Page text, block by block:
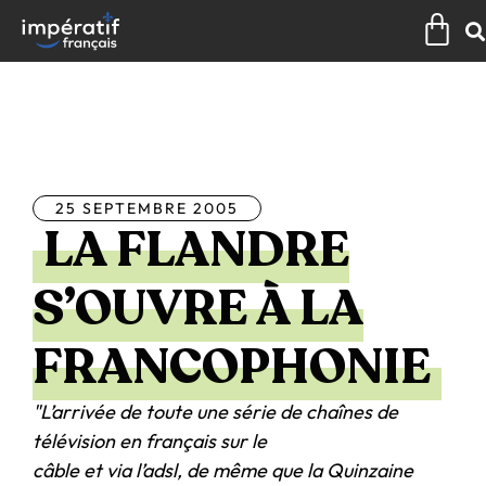
contenu
25 SEPTEMBRE 2005
LA FLANDRE
S’OUVRE À LA
FRANCOPHONIE
"L’arrivée de toute une série de chaînes de
télévision en français sur le
câble et via l’adsl, de même que la Quinzaine